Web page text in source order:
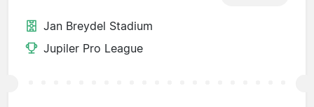
Jan Breydel Stadium
Jupiler Pro League